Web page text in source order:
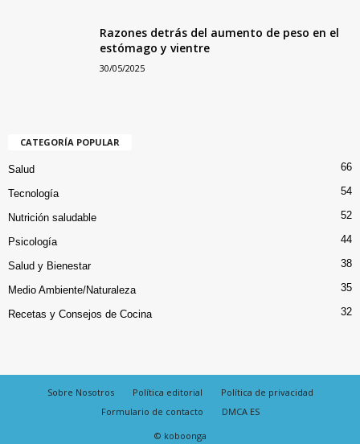
Razones detrás del aumento de peso en el
estómago y vientre
30/05/2025
CATEGORÍA POPULAR
Salud 66
Tecnología 54
Nutrición saludable 52
Psicología 44
Salud y Bienestar 38
Medio Ambiente/Naturaleza 35
Recetas y Consejos de Cocina 32
Sobre Nosotros Política editorial
Política de privacidad
Formulario de contacto
DMCA ES
© koboonga